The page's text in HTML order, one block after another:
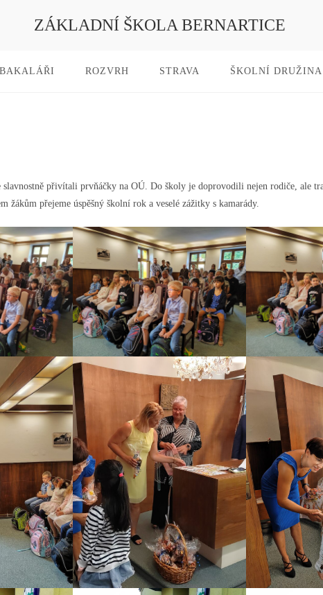
ZÁKLADNÍ ŠKOLA BERNARTICE
BAKALÁŘI ROZVRH STRAVA ŠKOLNÍ DRUŽINA
přivítali prvňáčky na OÚ. Do školy je doprovodili nejen rodiče, ale
žákům přejeme úspěšný školní rok a veselé zážitky s kamarády.